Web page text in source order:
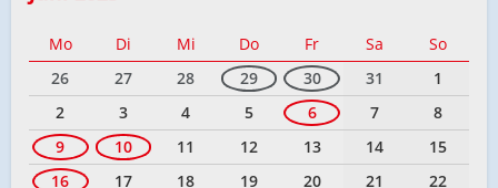
Mo Di Mi Do Fr Sa
So
26
27 28 29 30 31
1
2
3 4 5 6 7
8
9
10 11 12 13 14
15
16
17 18 19 20 21
22